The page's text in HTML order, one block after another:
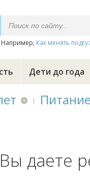
Например, Как менять
Дети до года
даете